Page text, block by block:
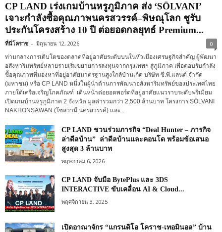
CP LAND เร่งเกมบ้านหรูภูมิภาค ส่ง ‘SŌLVANI’
เจาะกำลังซื้อคุณภาพนครสวรรค์–พิษณุโลก ชูรับ
ประกันโครงสร้าง 10 ปี ต่อยอดกลยุทธ์ Premium...
ที่นี่โคราช - มิถุนายน 12, 2026 0
ท่ามกลางการเติบโตของตลาดที่อยู่อาศัยระดับบนในหัวเมืองเศรษฐกิจสำคัญ ผู้พัฒนา
อสังหาริมทรัพย์หลายรายเริ่มขยายการลงทุนจากกรุงเทพฯ สู่ภูมิภาค เพื่อตอบรับกำลัง
ซื้อคุณภาพที่มองหาที่อยู่อาศัยมาตรฐานสูงใกล้บ้านเกิด บริษัท ซี.พี.แลนด์ จำกัด
(มหาชน) หรือ CP LAND หนึ่งในผู้นำด้านการพัฒนาอสังหาริมทรัพย์ของประเทศไทย
ภายใต้เครือเจริญโภคภัณฑ์ เดินหน้าต่อยอดพอร์ตที่อยู่อาศัยแนวราบระดับพรีเมียม
เปิดเกมบ้านหรูภูมิภาค 2 จังหวัด มูลค่ารวมกว่า 2,500 ล้านบาท โครงการ SŌLVANI
NAKHONSAWAN (โซลวานี นครสวรรค์) และ...
CP LAND ชวนร่วมภารกิจ “Deal Hunter – ภารกิจ
ล่าดีลบ้าน” ล่าดีลบ้านและคอนโด พร้อมข้อเสนอ
สูงสุด 3 ล้านบาท
พฤษภาคม 6, 2026
CP LAND จับมือ BytePlus และ 3DS
INTERACTIVE ขับเคลื่อน AI & Cloud...
พฤศจิกายน 3, 2025
เปิดอาณาจักร “แกรนดิโอ โคราช-เทอมินอล” บ้าน